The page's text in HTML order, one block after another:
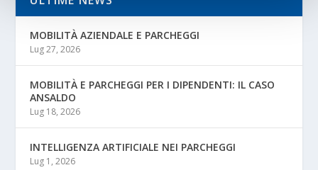
MOBILITÀ AZIENDALE E PARCHEGGI
Lug 27, 2026
MOBILITÀ E PARCHEGGI PER I DIPENDENTI: IL CASO
ANSALDO
Lug 18, 2026
INTELLIGENZA ARTIFICIALE NEI PARCHEGGI
Lug 1, 2026